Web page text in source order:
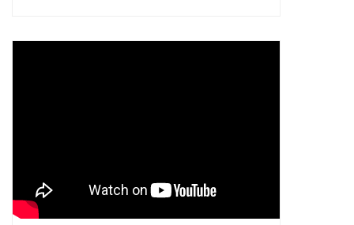
necessário que sejam tomados alguns
responsabiliza pelo mau uso dos
equipamentos. Solicite agora mesmo uma